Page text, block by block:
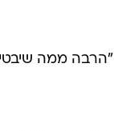
"הרבה ממה